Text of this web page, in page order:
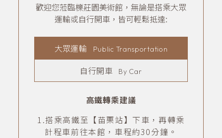
歡迎您蒞臨櫟莊園美術館，無論是搭乘大眾
運輸或自行開車，皆可輕鬆抵達:
大眾運輸 Public Transportation
自行開車 By Car
高鐵轉乘建議
1.搭乘高鐵至【苗栗站】下車，再轉乘
計程車前往本館，車程約30分鐘。